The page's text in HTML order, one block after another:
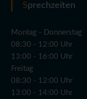
Sprechzeiten
Montag - Donnerstag
08:30 - 12:00 Uhr
13:00 - 16:00 Uhr
Freitag
08:30 - 12:00 Uhr
13:00 - 14:00 Uhr